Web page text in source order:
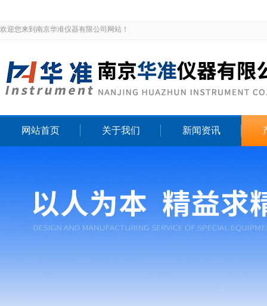
欢迎您来到南京华准仪器有限公司网站！
网站首页 关于我们 新闻资讯